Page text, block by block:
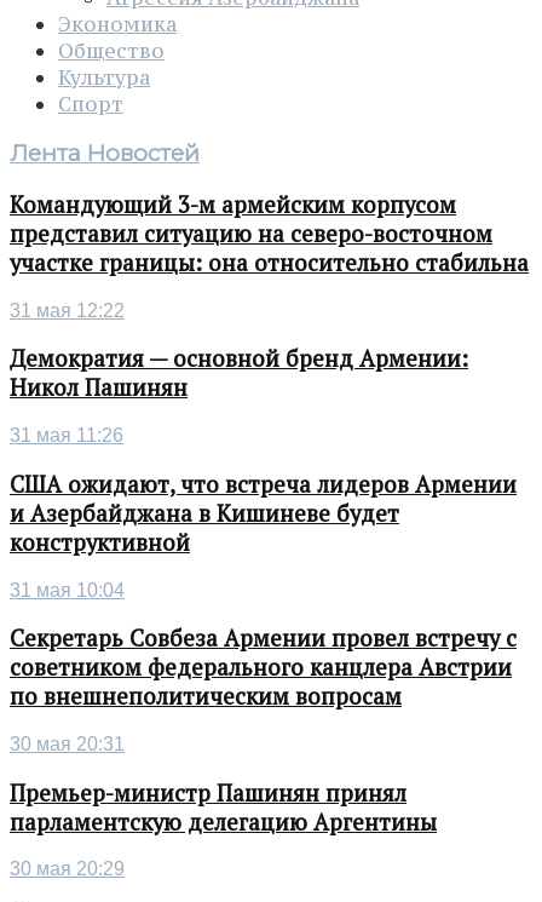
Экономика
Общество
Культура
Спорт
Лента Новостей
Командующий 3-м армейским корпусом
представил ситуацию на северо-восточном
участке границы: она относительно стабильна
31 мая 12:22
Демократия — основной бренд Армении:
Никол Пашинян
31 мая 11:26
США ожидают, что встреча лидеров Армении
и Азербайджана в Кишиневе будет
конструктивной
31 мая 10:04
Секретарь Совбеза Армении провел встречу с
советником федерального канцлера Австрии
по внешнеполитическим вопросам
30 мая 20:31
Премьер-министр Пашинян принял
парламентскую делегацию Аргентины
30 мая 20:29